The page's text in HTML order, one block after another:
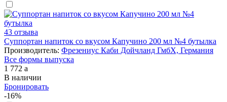
43 отзыва
Суппортан напиток со вкусом Капучино 200 мл №4 бутылка
Производитель: Фрезениус Каби Дойчланд ГмбХ, Германия
Все формы выпуска
1 772 a
В наличии
Бронировать
-16%